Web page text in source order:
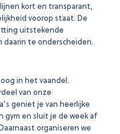
kort en transparant,
voorop staat. De
uitstekende
te onderscheiden.
in het vaandel.
van onze
geniet je van heerlijke
gym en sluit je de week af
organiseren we